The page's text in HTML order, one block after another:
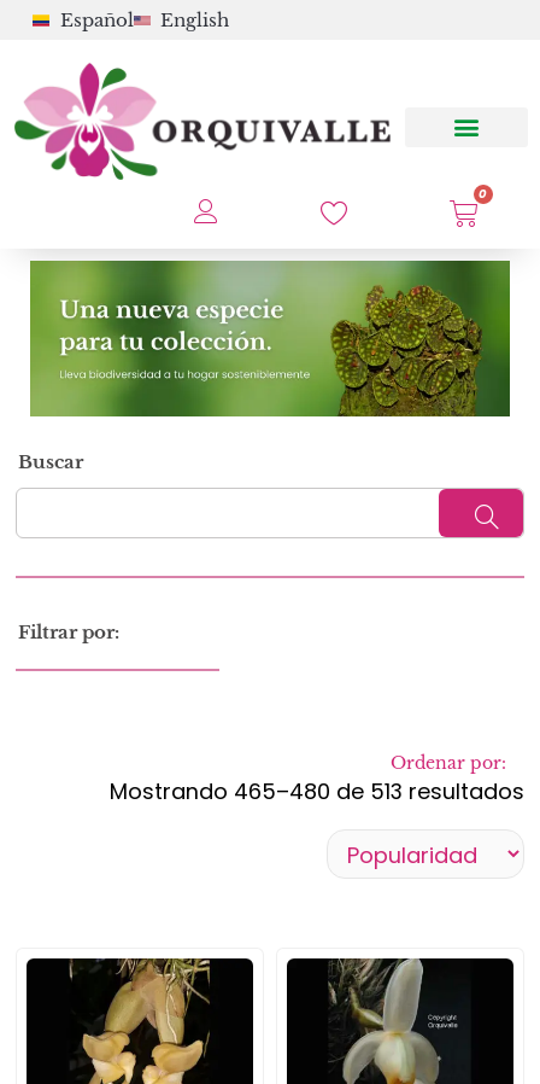
Español English
0
Buscar
Filtrar por:
Ordenar por:
Mostrando 465–480 de 513 resultados